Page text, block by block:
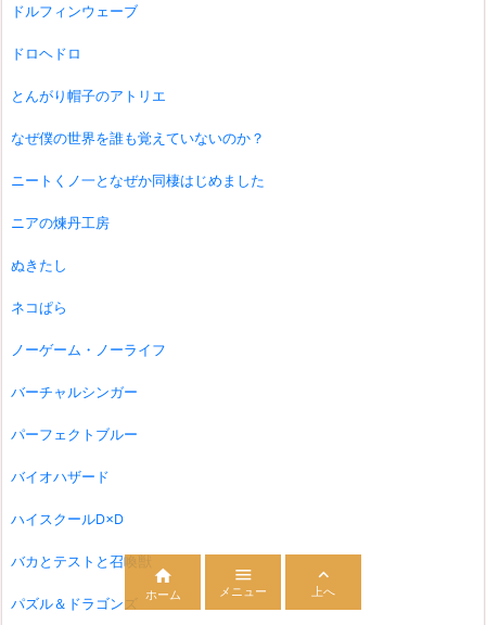
ドルフィンウェーブ
ドロヘドロ
とんがり帽子のアトリエ
なぜ僕の世界を誰も覚えていないのか？
ニートくノ一となぜか同棲はじめました
ニアの煉丹工房
ぬきたし
ネコぱら
ノーゲーム・ノーライフ
バーチャルシンガー
パーフェクトブルー
バイオハザード
ハイスクールD×D
バカとテストと召喚獣
パズル＆ドラゴンズ

ホーム

メニュー

上へ